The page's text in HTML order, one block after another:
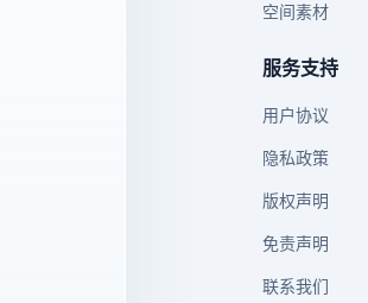
空间素材
服务支持
用户协议
隐私政策
版权声明
免责声明
联系我们